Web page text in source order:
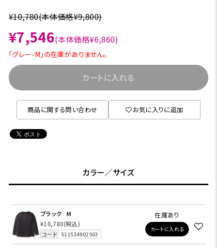
¥10,780(本体価格¥9,800)
¥7,546(本体価格¥6,860)
「グレー-M」の在庫がありません。
カートに入れる
商品に関する問い合わせ お気に入りに追加
カラー／サイズ
ブラック
M
¥10,780(税込)
コード 511534902503
在庫あり
カートに入れる